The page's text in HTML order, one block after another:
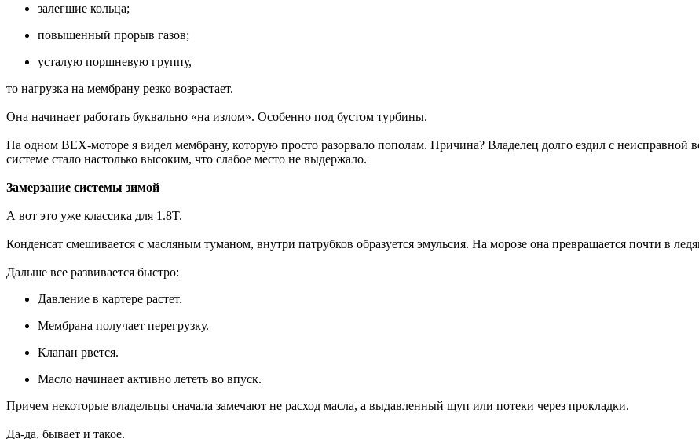
залегшие кольца;
повышенный прорыв газов;
усталую поршневую группу,
то нагрузка на мембрану резко возрастает.
Она начинает работать буквально «на излом». Особенно под бустом турбины.
На одном BEX-моторе я видел мембрану, которую просто разорвало пополам. Причина? Владелец долго ездил с неисправной
системе стало настолько высоким, что слабое место не выдержало.
Замерзание системы зимой
А вот это уже классика для 1.8T.
Конденсат смешивается с масляным туманом, внутри патрубков образуется эмульсия. На морозе она превращается почти в
Дальше все развивается быстро:
Давление в картере растет.
Мембрана получает перегрузку.
Клапан рвется.
Масло начинает активно лететь во впуск.
Причем некоторые владельцы сначала замечают не расход масла, а выдавленный щуп или потеки через прокладки.
Да-да, бывает и такое.